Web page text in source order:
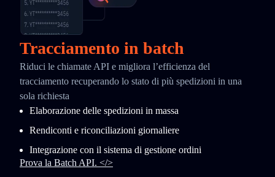
Tracciamento in batch
Riduci le chiamate API e migliora l’efficienza del
tracciamento recuperando lo stato di più spedizioni in una
sola richiesta
Elaborazione delle spedizioni in massa
Rendiconti e riconciliazioni giornaliere
Integrazione con il sistema di gestione ordini
Prova la Batch API. </>